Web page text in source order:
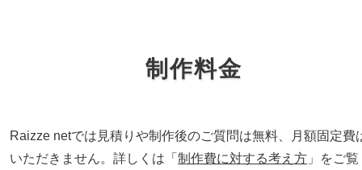
制作料金
Raizze netでは見積りや制作後のご質問は無料、月額固定費
いただきません。詳しくは「 制作費に対する考え方 」をご覧